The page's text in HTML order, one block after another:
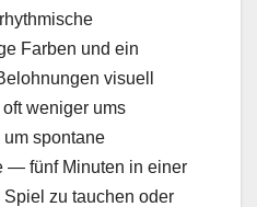
Farben und ein
visuell
weniger ums
um spontane
— fünf Minuten in einer
zu tauchen oder